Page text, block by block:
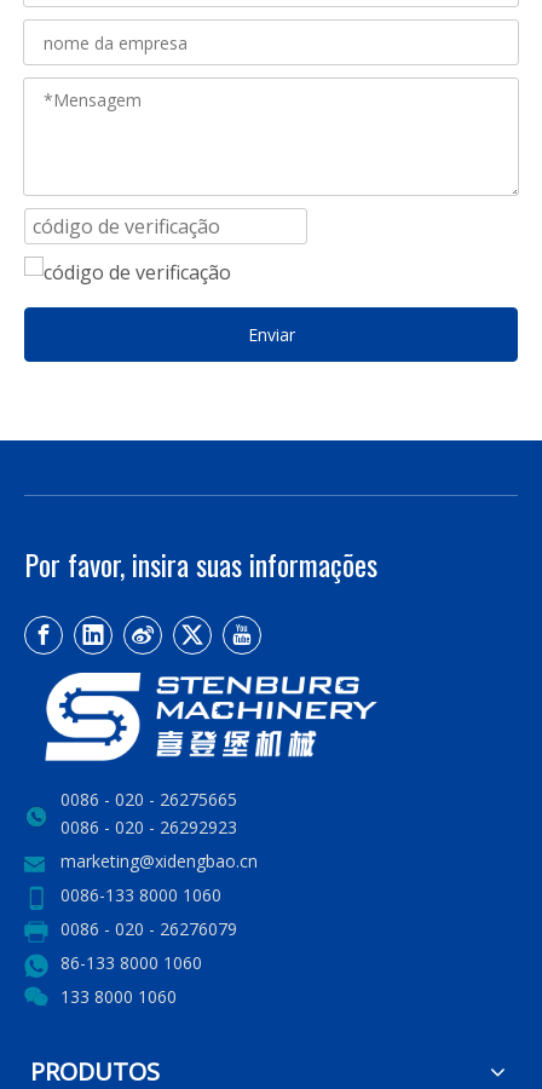
Enviar
Por favor, insira suas informações
0086 - 020 - 26275665
0086 - 020 - 26292923
marketing@xidengbao.cn
0086-133 8000 1060
0086 - 020 - 26276079
86-133 8000 1060
133 8000 1060
PRODUTOS